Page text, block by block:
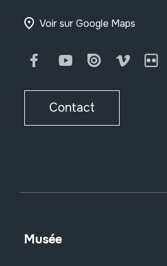
Voir sur Google Maps
FacebookYoutubeIssuu Vimeo
Contact
Musée